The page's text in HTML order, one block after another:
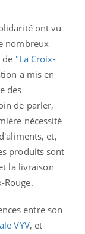
ont vu
nombreux
de "La Croix-
a mis en
des
de parler,
nécessité
et,
produits sont
la livraison
Rouge.
entre son
VYV, et